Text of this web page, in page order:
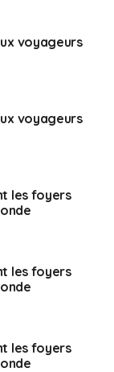
UNE
voyageurs
voyageurs
les foyers
les foyers
les foyers